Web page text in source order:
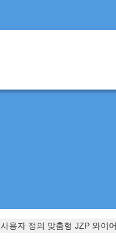
사용자 정의 맞춤형 JZP 와이